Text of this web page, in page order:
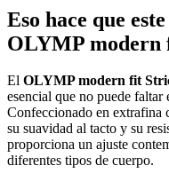
Eso hace que
OLYMP modern
El OLYMP modern fit
esencial que no puede
Confeccionado en extrafina
su suavidad al tacto y su
proporciona un ajuste
diferentes tipos de cuerpo.